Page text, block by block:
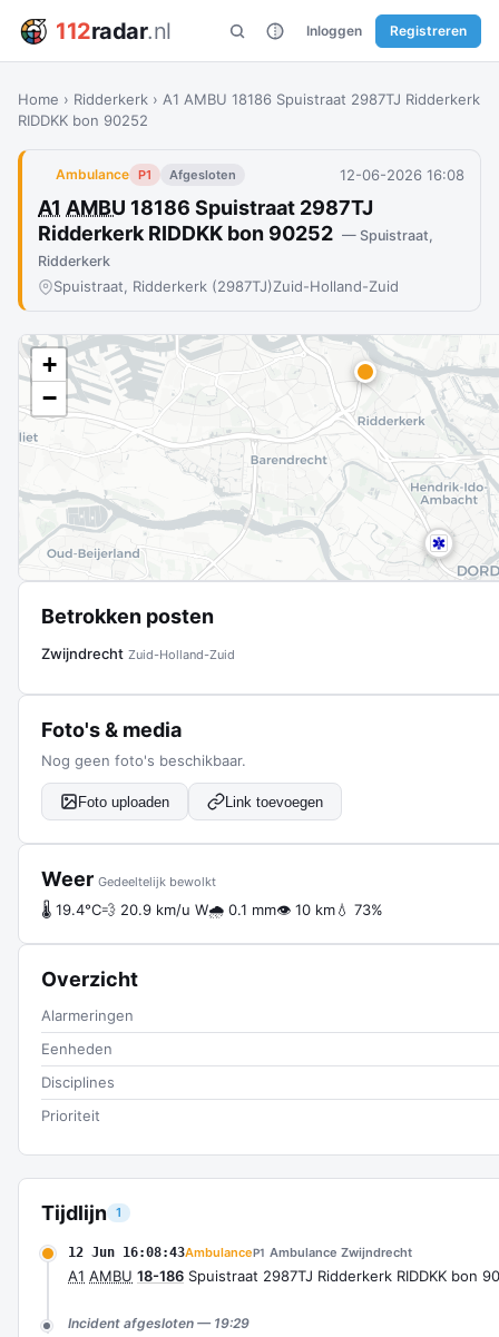
112radar.nl Inloggen Registreren
Home › Ridderkerk › A1 AMBU 18186 Spuistraat 2987TJ Ridderkerk
RIDDKK bon 90252
Ambulance P1 Afgesloten 12-06-2026 16:08
A1 AMBU 18186 Spuistraat 2987TJ
Ridderkerk RIDDKK bon 90252 — Spuistraat,
Ridderkerk
Spuistraat, Ridderkerk (2987TJ)Zuid-Holland-Zuid
Tijdlijn 1
12 Jun 16:08:43AmbulanceP1 Ambulance Zwijndrecht
A1 AMBU 18-186 Spuistraat 2987TJ Ridderkerk RIDDKK bon
Incident afgesloten — 19:29
+
−
Betrokken posten
Zwijndrecht Zuid-Holland-Zuid
Foto's & media
Nog geen foto's beschikbaar.
Foto uploaden Link toevoegen
Weer Gedeeltelijk bewolkt
🌡 19.4°C💨 20.9 km/u W🌧 0.1 mm👁 10 km💧 73%
Overzicht
Alarmeringen
Eenheden
Disciplines
Prioriteit